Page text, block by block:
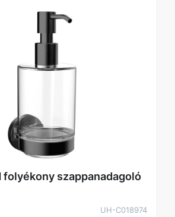
folyékony szappanadagoló
UH-C018974